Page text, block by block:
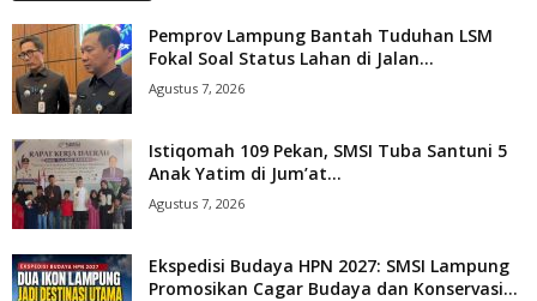
Pemprov Lampung Bantah Tuduhan LSM
Fokal Soal Status Lahan di Jalan...
Agustus 7, 2026
Istiqomah 109 Pekan, SMSI Tuba Santuni 5
Anak Yatim di Jum’at...
Agustus 7, 2026
Ekspedisi Budaya HPN 2027: SMSI Lampung
Promosikan Cagar Budaya dan Konservasi...